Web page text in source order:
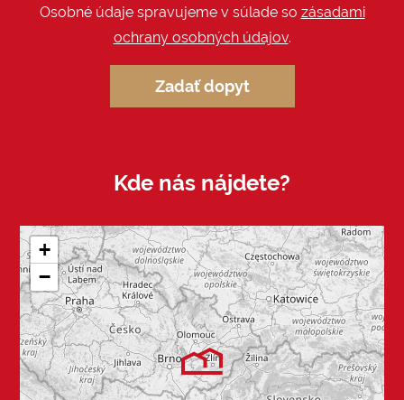
Osobné údaje spravujeme v súlade so zásadami
ochrany osobných údajov.
Zadať dopyt
Kde nás nájdete?
+
−